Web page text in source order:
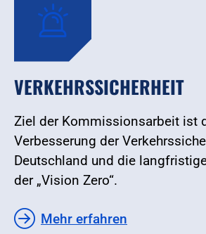
VERKEHRSSICHERHEIT
Ziel der Kommissionsarbeit ist
Verbesserung der
Deutschland und die
der „Vision Zero“.
Mehr erfahren